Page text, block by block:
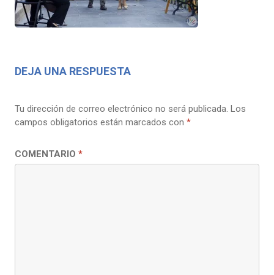
DEJA UNA RESPUESTA
Tu dirección de correo electrónico no será publicada. Los
campos obligatorios están marcados con *
COMENTARIO *